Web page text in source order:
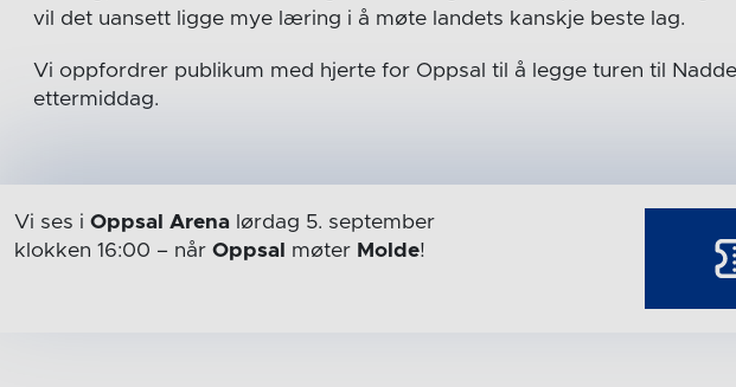
vil det uansett ligge mye læring i å møte landets kanskje beste lag.
Vi oppfordrer publikum med hjerte for Oppsal til å legge turen til
ettermiddag.
Vi ses i Oppsal Arenalørdag 5. september
klokken 16:00 – når Oppsal møter Molde!